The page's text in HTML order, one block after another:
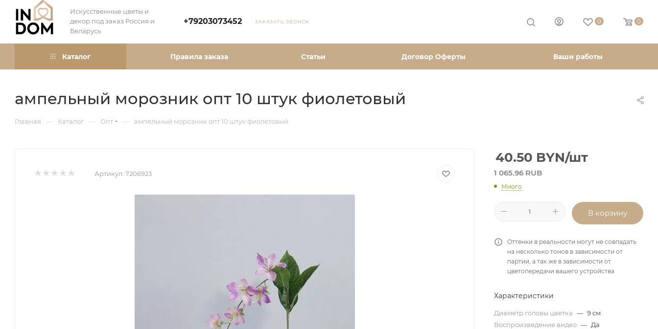
Искусственные цветы и
декор под заказ Россия и
Беларусь
+79203073452 ЗАКАЗАТЬ ЗВОНОК 0 0
Каталог Правила заказа Статьи Договор Оферты Ваши работы
ампельный морозник опт 10 штук фиолетовый
Главная — Каталог — Опт — ампельный морозник опт 10 штук фиолетовый
Артикул: 7206923
40.50 BYN/шт
1 065.96 RUB
Много
В корзину
Оттенки в реальности могут не совпадать
на несколько тонов в зависимости от
партии, а так же в зависимости от
цветопередачи вашего устройства
Характеристики
Диаметр головы цветка — 9 см
Воспроизведение видео — Да